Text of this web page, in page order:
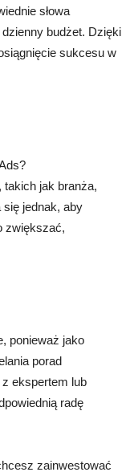
słowa
budżet. Dzięki
sukcesu w
takich jak branża,
się jednak, aby
zwiększać,
ponieważ jako
porad
ekspertem lub
radę
zainwestować